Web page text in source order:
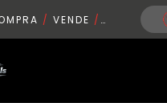
/ VENDE / CONDUCE